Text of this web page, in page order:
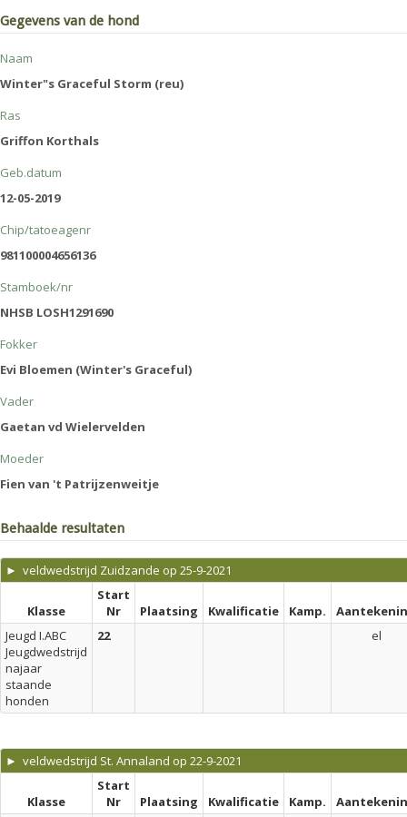
Gegevens van de hond
Naam
Winter"s Graceful Storm (reu)
Ras
Griffon Korthals
Geb.datum
12-05-2019
Chip/tatoeagenr
981100004656136
Stamboek/nr
NHSB LOSH1291690
Fokker
Evi Bloemen (Winter's Graceful)
Vader
Gaetan vd Wielervelden
Moeder
Fien van 't Patrijzenweitje
Behaalde resultaten
► veldwedstrijd Zuidzande op 25-9-2021
Klasse
Start
Nr
Plaatsing Kwalificatie Kamp.
Jeugd I.ABC
Jeugdwedstrijd
najaar
staande
honden
22 el
► veldwedstrijd St. Annaland op 22-9-2021
Klasse
Start
Nr
Plaatsing Kwalificatie Kamp.